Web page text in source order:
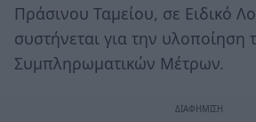
Πράσινου Ταμείου, σε Ειδικό
συστήνεται για την υλοποίηση
Συμπληρωματικών Μέτρων.